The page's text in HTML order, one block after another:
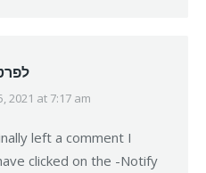
2021 at 7:17 am
left a comment I
clicked on the -Notify